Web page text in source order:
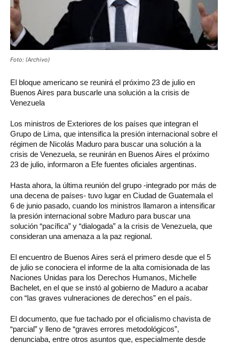
Foto: (Archivo)
El bloque americano se reunirá el próximo 23 de julio en
Buenos Aires para buscarle una solución a la crisis de
Venezuela
Los ministros de Exteriores de los países que integran el
Grupo de Lima, que intensifica la presión internacional sobre el
régimen de Nicolás Maduro para buscar una solución a la
crisis de Venezuela, se reunirán en Buenos Aires el próximo
23 de julio, informaron a Efe fuentes oficiales argentinas.
Hasta ahora, la última reunión del grupo -integrado por más de
una decena de países- tuvo lugar en Ciudad de Guatemala el
6 de junio pasado, cuando los ministros llamaron a intensificar
la presión internacional sobre Maduro para buscar una
solución “pacífica” y “dialogada” a la crisis de Venezuela, que
consideran una amenaza a la paz regional.
El encuentro de Buenos Aires será el primero desde que el 5
de julio se conociera el informe de la alta comisionada de las
Naciones Unidas para los Derechos Humanos, Michelle
Bachelet, en el que se instó al gobierno de Maduro a acabar
con “las graves vulneraciones de derechos” en el país.
El documento, que fue tachado por el oficialismo chavista de
“parcial” y lleno de “graves errores metodológicos”,
denunciaba, entre otros asuntos que, especialmente desde